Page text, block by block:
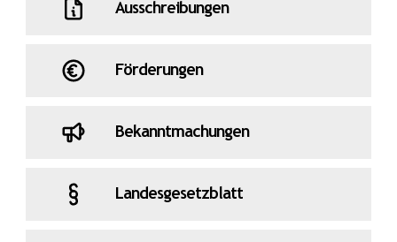
Ausschreibungen
Förderungen
Bekanntmachungen
Landesgesetzblatt